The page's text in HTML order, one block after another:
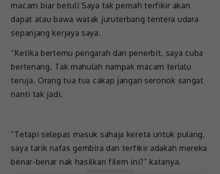
macam biar betul! Saya tak pernah terfikir akan
dapat atau bawa watak juruterbang tentera udara
sepanjang kerjaya saya.
“Ketika bertemu pengarah dan penerbit, saya cuba
bertenang. Tak mahulah nampak macam terlalu
teruja. Orang tua tua cakap jangan seronok sangat
nanti tak jadi.
“Tetapi selepas masuk sahaja kereta untuk pulang,
saya tarik nafas gembira dan terfikir adakah mereka
benar-benar nak hasilkan filem ini?” katanya.